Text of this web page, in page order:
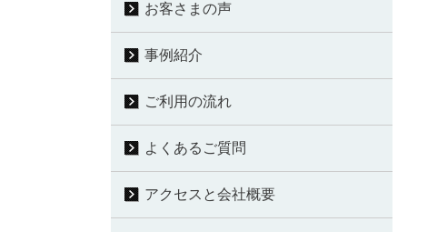
お客さまの声
事例紹介
ご利用の流れ
よくあるご質問
アクセスと会社概要